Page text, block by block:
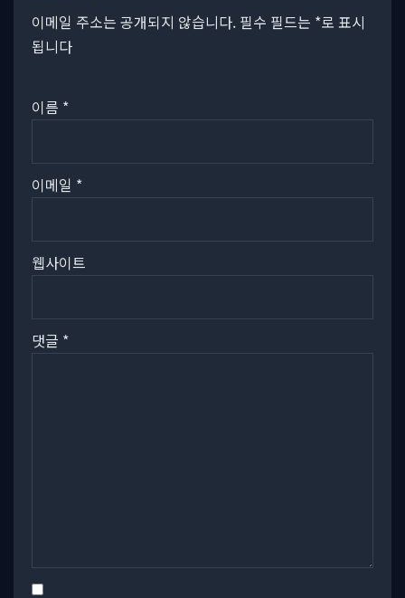
이메일 주소는 공개되지 않습니다. 필수 필드는 *로 표시
됩니다
이름 *
이메일 *
웹사이트
댓글 *